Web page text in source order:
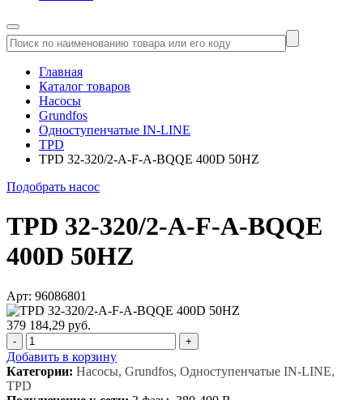
Главная
Каталог товаров
Насосы
Grundfos
Одноступенчатые IN-LINE
TPD
TPD 32-320/2-A-F-A-BQQE 400D 50HZ
Подобрать насос
TPD 32-320/2-A-F-A-BQQE
400D 50HZ
Арт: 96086801
379 184,29 руб.
- +
Добавить в корзину
Категории: Насосы, Grundfos, Одноступенчатые IN-LINE,
TPD